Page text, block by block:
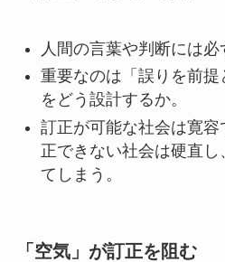
人間の言葉や判断には必
重要なのは「誤りを前提
をどう設計するか。
訂正が可能な社会は寛
正できない社会は硬直
てしまう。
「空気」が訂正を阻む